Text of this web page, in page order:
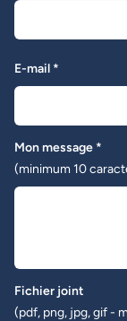
E-mail *
Mon message *
(minimum 10
Fichier joint
(pdf, png, jpg, gif -